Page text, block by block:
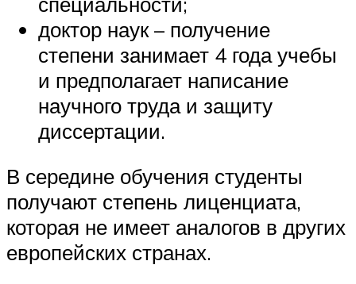
доктор наук – получение
степени занимает 4 года учебы
и предполагает написание
научного труда и защиту
диссертации.
В середине обучения студенты
получают степень лиценциата,
которая не имеет аналогов в других
европейских странах.